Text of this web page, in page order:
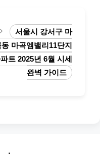
서울시 강서구 마
동 마곡엠밸리11단지
트 2025년 6월 시세
완벽 가이드